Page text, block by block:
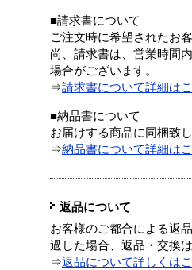
■請求書について
ご注文時に希望されたお
尚、請求書は、営業時間
場合がございます。
⇒請求書について詳細は
■納品書について
お届けする商品に同梱致し
⇒納品書について詳細は
返品について
お客様のご都合による返
過した場合、返品・交換
⇒返品について詳しくは